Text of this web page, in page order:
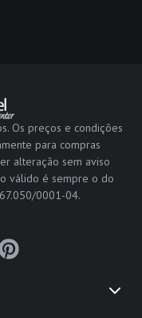
Os preços e condições
para compras
alteração sem aviso
válido é sempre o do
0001-04.